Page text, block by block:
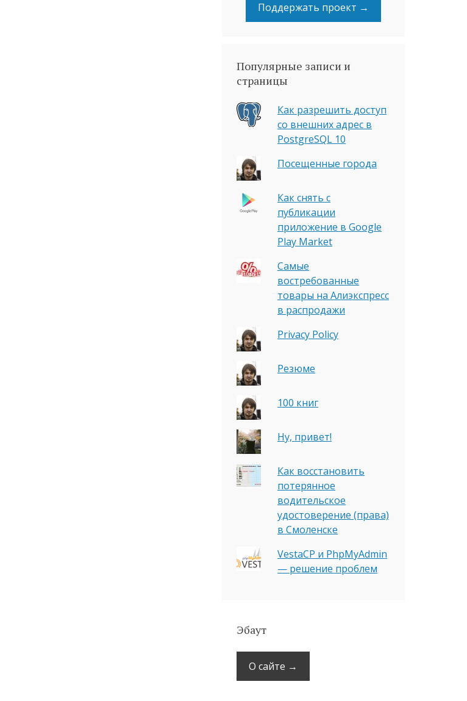
Поддержать проект →
Популярные записи и
страницы
Как разрешить доступ
со внешних адрес в
PostgreSQL 10
Посещенные города
Как снять с
публикации
приложение в Google
Play Market
Самые
востребованные
товары на Алиэкспресс
в распродажи
Privacy Policy
Резюме
100 книг
Ну, привет!
Как восстановить
потерянное
водительское
удостоверение (права)
в Смоленске
VestaCP и PhpMyAdmin
— решение проблем
Эбаут
О сайте →